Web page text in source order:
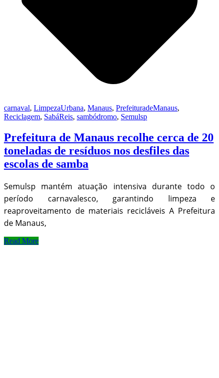
carnaval, LimpezaUrbana, Manaus, PrefeituradeManaus,
Reciclagem, SabáReis, sambódromo, Semulsp
Prefeitura de Manaus recolhe cerca de 20
toneladas de resíduos nos desfiles das
escolas de samba
Semulsp mantém atuação intensiva durante todo o
período carnavalesco, garantindo limpeza e
reaproveitamento de materiais recicláveis A Prefeitura
de Manaus,
Read More